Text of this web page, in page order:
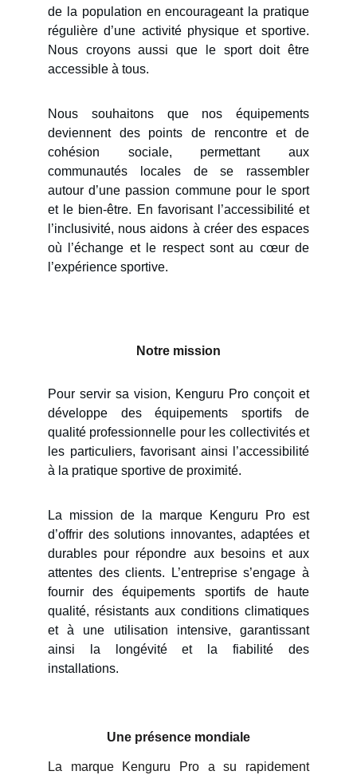
Pour servir sa vision, Kenguru Pro conçoit et
développe des équipements sportifs de
qualité professionnelle pour les collectivités et
les particuliers, favorisant ainsi l’accessibilité
à la pratique sportive de proximité.
La mission de la marque Kenguru Pro est
d’offrir des solutions innovantes, adaptées et
durables pour répondre aux besoins et aux
attentes des clients. L’entreprise s’engage à
fournir des équipements sportifs de haute
qualité, résistants aux conditions climatiques
et à une utilisation intensive, garantissant
ainsi la longévité et la fiabilité des
installations.
de la population en encourageant la pratique
régulière d’une activité physique et sportive.
Nous croyons aussi que le sport doit être
accessible à tous.
Nous souhaitons que nos équipements
deviennent des points de rencontre et de
cohésion sociale, permettant aux
communautés locales de se rassembler
autour d’une passion commune pour le sport
et le bien-être. En favorisant l’accessibilité et
l’inclusivité, nous aidons à créer des espaces
où l’échange et le respect sont au cœur de
l’expérience sportive.
Notre mission
Une présence mondiale
La marque Kenguru Pro a su rapidement